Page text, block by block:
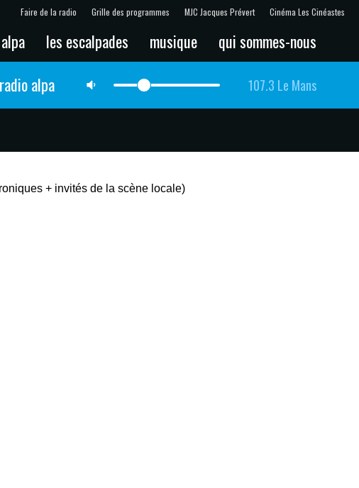
Faire de la radio Grille des programmes MJC Jacques Prévert Cinéma Les Cinéastes
les escalpades musique qui sommes-nous
alpa 107.3 Le Mans
+ invités de la scène locale)